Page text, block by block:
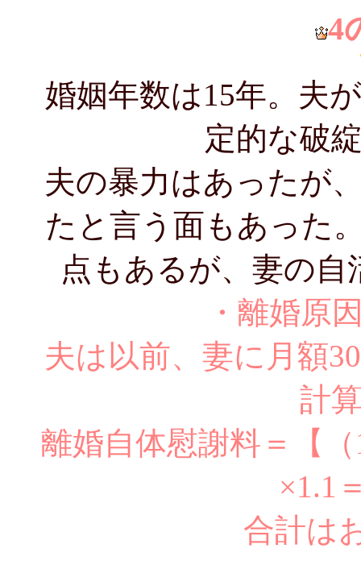
4
婚姻年数は15年。夫
定的な破
夫の暴力はあったが
たと言う面もあった
点もあるが、妻の
・離婚原
夫は以前、妻に月額
計
離婚自体慰謝料＝【（
×1.1
合計は